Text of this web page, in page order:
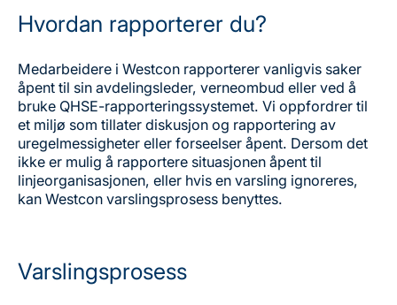
Hvordan rapporterer du?
Medarbeidere i Westcon rapporterer vanligvis saker
åpent til sin avdelingsleder, verneombud eller ved å
bruke QHSE-rapporteringssystemet. Vi oppfordrer til
et miljø som tillater diskusjon og rapportering av
uregelmessigheter eller forseelser åpent. Dersom det
ikke er mulig å rapportere situasjonen åpent til
linjeorganisasjonen, eller hvis en varsling ignoreres,
kan Westcon varslingsprosess benyttes.
Varslingsprosess